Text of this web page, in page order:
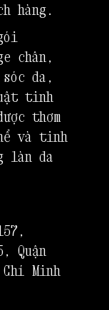
hàng.
chân,
sóc da,
tinh
thơm
và tinh
làn da
Quận
Minh